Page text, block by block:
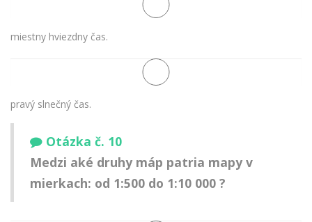
miestny hviezdny čas.
pravý slnečný čas.
Otázka č. 10
Medzi aké druhy máp patria mapy v
mierkach: od 1:500 do 1:10 000 ?